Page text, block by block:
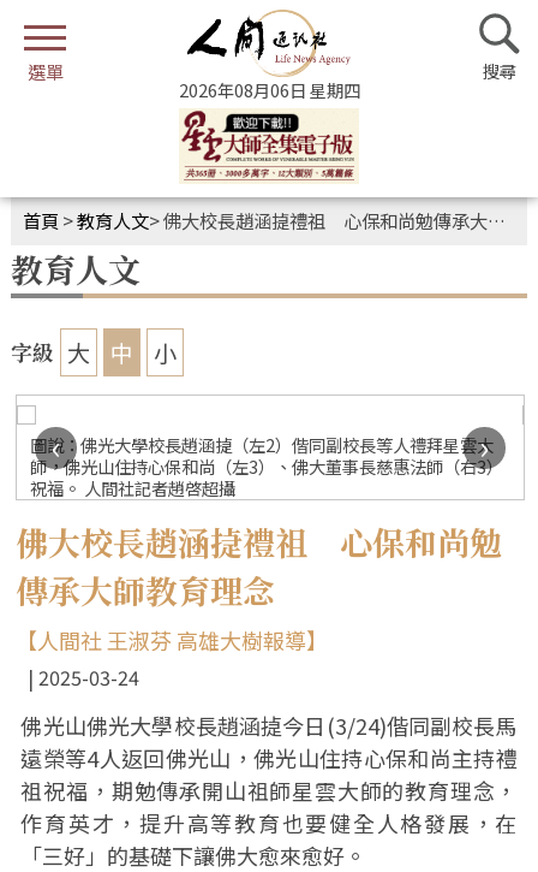
2026年08月06日 星期四
首頁 >教育人文>佛大校長趙涵㨗禮祖 心保和尚勉傳承大師教育理念
教育人文
字級 大 中 小
圖說：佛光大學校長趙涵㨗（左2）偕同副校長等人禮拜星雲大
師，佛光山住持心保和尚（左3）、佛大董事長慈惠法師（右3）
祝福。 人間社記者趙啓超攝
‹ ›
佛大校長趙涵㨗禮祖 心保和尚勉
傳承大師教育理念
【人間社 王淑芬 高雄大樹報導】
2025-03-24
佛光山佛光大學校長趙涵㨗今日(3/24)偕同副校長馬
遠榮等4人返回佛光山，佛光山住持心保和尚主持禮
祖祝福，期勉傳承開山祖師星雲大師的教育理念，
作育英才，提升高等教育也要健全人格發展，在
「三好」的基礎下讓佛大愈來愈好。